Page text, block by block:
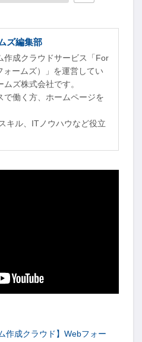
ズ編集部
作成クラウドサービス「For
ォームズ）」を運営してい
ムズ株式会社です。
で働く方、ホームページを
キル、ITノウハウなど役立
作成クラウド】Webフォー